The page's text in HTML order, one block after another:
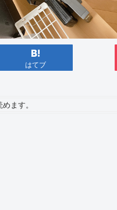
はてブ
ます。